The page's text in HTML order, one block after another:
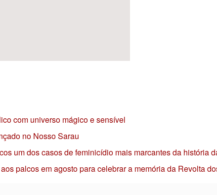
com universo mágico e sensível
no Nosso Sarau
um dos casos de feminicídio mais marcantes da história
palcos em agosto para celebrar a memória da Revolta